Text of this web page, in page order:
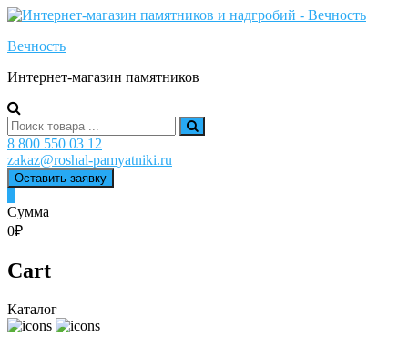
Skip
content
Вечность
Интернет-магазин памятников
Search
for:
8 800 550 03 12
zakaz@roshal-pamyatniki.ru
Оставить заявку
Сумма
0₽
Cart
Каталог